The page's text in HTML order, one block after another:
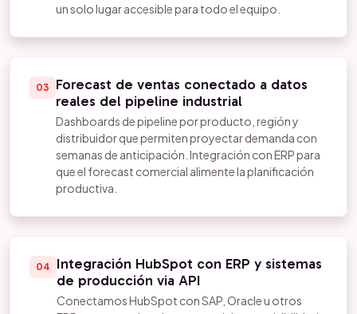
un solo lugar accesible para todo el equipo.
03
Forecast de ventas conectado a datos
reales del pipeline industrial
Dashboards de pipeline por producto, región y
distribuidor que permiten proyectar demanda con
semanas de anticipación. Integración con ERP para
que el forecast comercial alimente la planificación
productiva.
04
Integración HubSpot con ERP y sistemas
de producción via API
Conectamos HubSpot con SAP, Oracle u otros